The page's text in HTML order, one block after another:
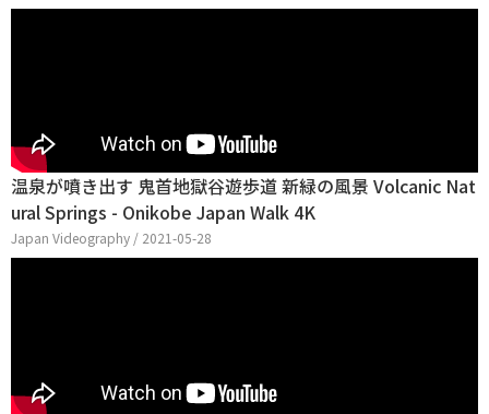
温泉が噴き出す 鬼首地獄谷遊歩道 新緑の風景 Volcanic Nat
ural Springs - Onikobe Japan Walk 4K
Japan Videography / 2021-05-28